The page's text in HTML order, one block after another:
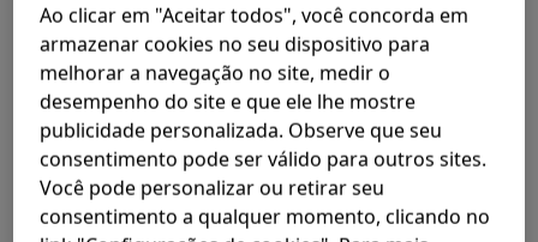
Outras Dores
Dorflex comprimidos
O n°1 do Brasil no combate as dores 5
Ao clicar em "Aceitar todos", você concorda em
armazenar cookies no seu dispositivo para
melhorar a navegação no site, medir o
desempenho do site e que ele lhe mostre
publicidade personalizada. Observe que seu
consentimento pode ser válido para outros sites.
Você pode personalizar ou retirar seu
consentimento a qualquer momento, clicando no